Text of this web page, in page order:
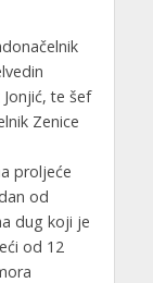
te šef
Zenice
proljeće
od
dug koji je
od 12